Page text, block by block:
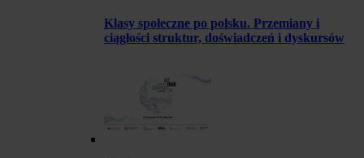
Klasy społeczne po polsku. Przemiany i
ciągłości struktur, doświadczeń i dyskursów